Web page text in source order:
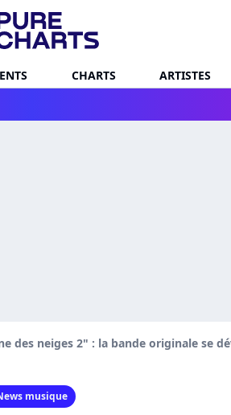
CHARTS ARTISTES
des neiges 2" : la bande originale se
musique